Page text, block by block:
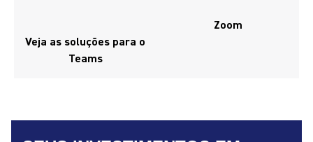
Veja as soluções para o
Teams
Zoom